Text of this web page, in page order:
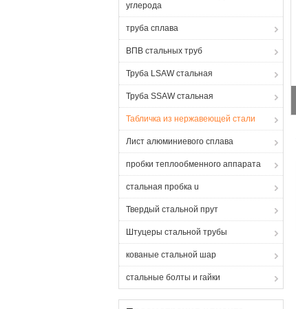
углерода
труба сплава
ВПВ стальных труб
Труба LSAW стальная
Труба SSAW стальная
Табличка из нержавеющей стали
Лист алюминиевого сплава
пробки теплообменного аппарата
стальная пробка u
Твердый стальной прут
Штуцеры стальной трубы
кованые стальной шар
стальные болты и гайки